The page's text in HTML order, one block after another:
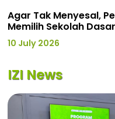
Agar Tak Menyesal,
Memilih Sekolah
10 July 2026
IZI News